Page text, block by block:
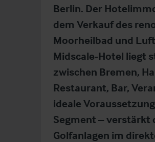
Berlin. Der
dem Verkauf des
Moorheilbad und
Midscale-Hotel liegt
zwischen Bremen,
Restaurant, Bar,
ideale
Segment – verstärkt
Golfanlagen im